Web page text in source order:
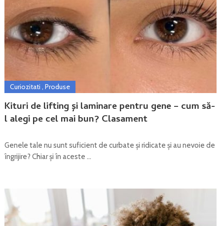
Kituri de lifting și laminare pentru gene – cum să-
l alegi pe cel mai bun? Clasament
Curiozitati , Produse
Genele tale nu sunt suficient de curbate și ridicate și au nevoie de
îngrijire? Chiar și în aceste …